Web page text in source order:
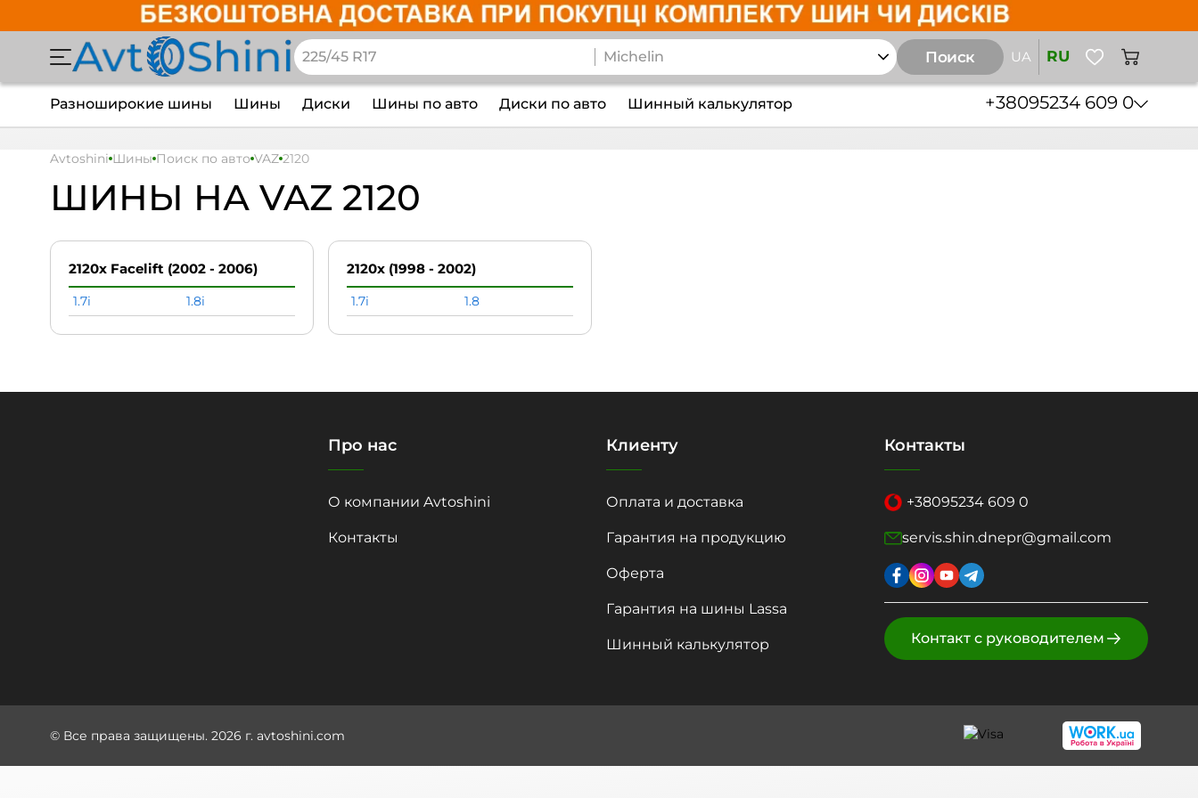
Поиск UA RU
Разноширокие шины Шины Диски Шины по авто Диски по авто Шинный калькулятор +38095234 609 0
Avtoshini Шины Поиск по авто VAZ 2120
ШИНЫ НА VAZ 2120
2120x Facelift (2002 - 2006)
1.7i 1.8i
2120x (1998 - 2002)
1.7i 1.8
Про нас
О компании Avtoshini
Контакты
Клиенту
Оплата и доставка
Гарантия на продукцию
Оферта
Гарантия на шины Lassa
Шинный калькулятор
Контакты
+38095234 609 0
servis.shin.dnepr@gmail.com
Контакт с руководителем
© Все права защищены. 2026 г. avtoshini.com